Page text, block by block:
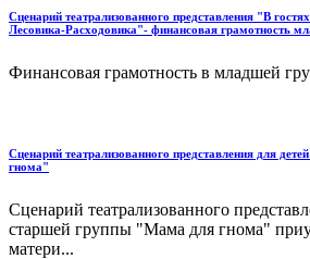
Сценарий театрализованного представления "В
Лесовика-Расходовика"- финансовая грамотность
Финансовая грамотность в младшей
Сценарий театрализованного представления для
гнома"
Сценарий театрализованного
старшей группы "Мама для гнома"
матери...